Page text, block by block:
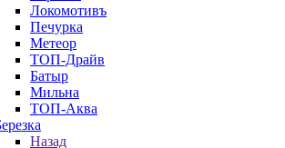
Локомотивъ
Печурка
Метеор
ТОП-Драйв
Батыр
Мильна
ТОП-Аква
Назад